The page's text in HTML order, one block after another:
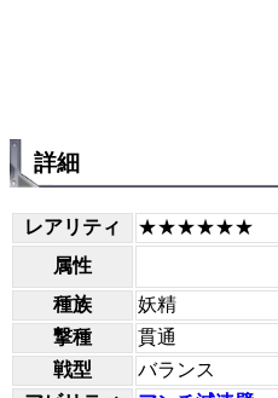
詳細
レアリティ
★★★★★★
属性
種族
妖精
撃種
貫通
戦型
バランス